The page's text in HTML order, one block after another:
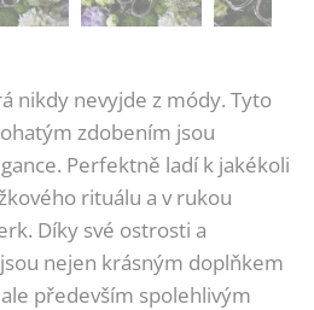
nikdy nevyjde z módy. Tyto
zdobením jsou
Perfektně ladí k jakékoli
rituálu a v rukou
Díky své ostrosti a
nejen krásným doplňkem
především spolehlivým